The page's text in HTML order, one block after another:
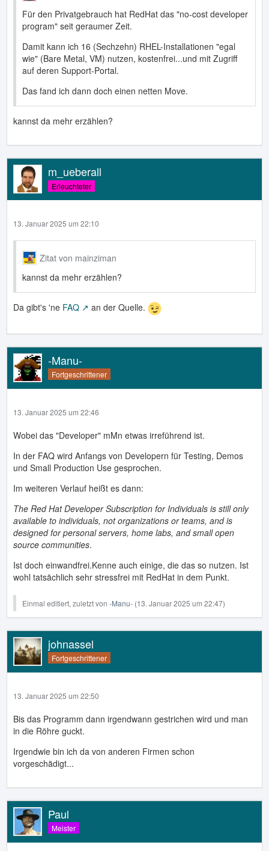
Für den Privatgebrauch hat RedHat das "no-cost developer
program" seit geraumer Zeit.
Damit kann ich 16 (Sechzehn) RHEL-Installationen "egal
wie" (Bare Metal, VM) nutzen, kostenfrei...und mit Zugriff
auf deren Support-Portal.
Das fand ich dann doch einen netten Move.
kannst da mehr erzählen?
m_ueberall
Erleuchteter
13. Januar 2025 um 22:10
Zitat von mainziman
kannst da mehr erzählen?
Da gibt's 'ne FAQ an der Quelle.
-Manu-
Fortgeschrittener
13. Januar 2025 um 22:46
Wobei das "Developer" mMn etwas irreführend ist.
In der FAQ wird Anfangs von Developern für Testing, Demos
und Small Production Use gesprochen.
Im weiteren Verlauf heißt es dann:
The Red Hat Developer Subscription for Individuals is still only
available to individuals, not organizations or teams, and is
designed for personal servers, home labs, and small open
source communities.
Ist doch einwandfrei.Kenne auch einige, die das so nutzen. Ist
wohl tatsächlich sehr stressfrei mit RedHat in dem Punkt.
Einmal editiert, zuletzt von -Manu- (13. Januar 2025 um 22:47)
johnassel
Fortgeschrittener
13. Januar 2025 um 22:50
Bis das Programm dann irgendwann gestrichen wird und man
in die Röhre guckt.
Irgendwie bin ich da von anderen Firmen schon
vorgeschädigt...
Paul
Meister